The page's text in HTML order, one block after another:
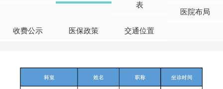
表
医院布局
收费公示 医保政策 交通位置